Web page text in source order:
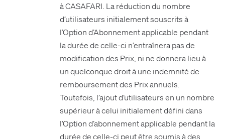
à CASAFARI. La réduction du nombre
d’utilisateurs initialement souscrits à
l’Option d’Abonnement applicable pendant
la durée de celle-ci n’entraînera pas de
modification des Prix, ni ne donnera lieu à
un quelconque droit à une indemnité de
remboursement des Prix annuels.
Toutefois, l’ajout d’utilisateurs en un nombre
supérieur à celui initialement défini dans
l’Option d’abonnement applicable pendant la
durée de celle-ci peut être soumis à des